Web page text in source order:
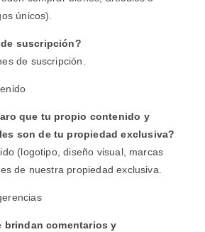
únicos).
suscripción?
de suscripción.
que tu propio contenido y
son de tu propiedad exclusiva?
(logotipo, diseño visual, marcas
de nuestra propiedad exclusiva.
brindan comentarios y